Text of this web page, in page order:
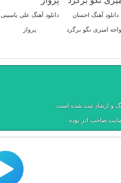
دانلود آهنگ احسان
امیری نگو برگرد
دانلود آهنگ علی یاسینی
پرواز
و ارشاد ثبت شده است
صاحب اثر بوده